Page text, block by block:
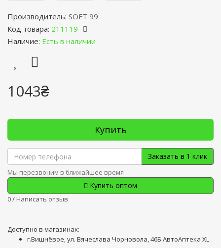
Производитель: SOFT 99
Код товара: 211119
Наличие: Есть в наличии
1043₴
Купить
Заказать в 1 клик
Мы перезвоним в ближайшее время
Купить оптом
0/ Написать отзыв
Доступно в магазинах:
г.Вишнёвое, ул. Вячеслава Чорновола, 46Б АвтоАптека XL